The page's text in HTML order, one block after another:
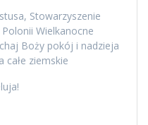
Stowarzyszenie
Polonii Wielkanocne
Boży pokój i nadzieja
całe ziemskie